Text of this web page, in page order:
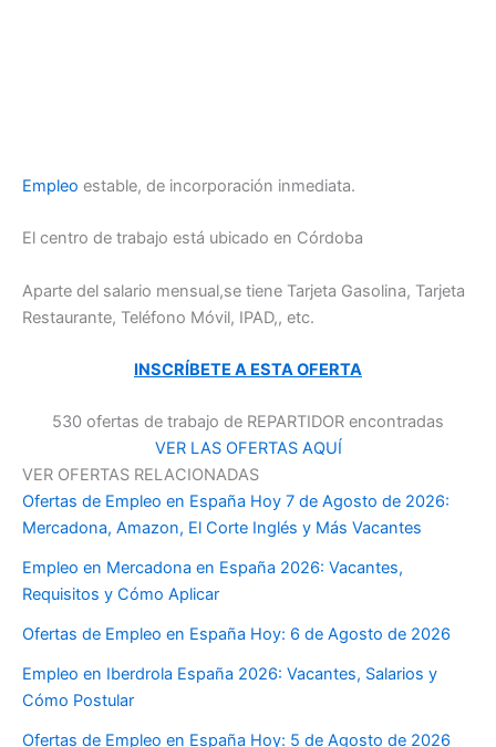
Empleo estable, de incorporación inmediata.
El centro de trabajo está ubicado en Córdoba
Aparte del salario mensual,se tiene Tarjeta Gasolina, Tarjeta
Restaurante, Teléfono Móvil, IPAD,, etc.
INSCRÍBETE A ESTA OFERTA
530 ofertas de trabajo de REPARTIDOR encontradas
VER LAS OFERTAS AQUÍ
VER OFERTAS RELACIONADAS
Ofertas de Empleo en España Hoy 7 de Agosto de 2026:
Mercadona, Amazon, El Corte Inglés y Más Vacantes
Empleo en Mercadona en España 2026: Vacantes,
Requisitos y Cómo Aplicar
Ofertas de Empleo en España Hoy: 6 de Agosto de 2026
Empleo en Iberdrola España 2026: Vacantes, Salarios y
Cómo Postular
Ofertas de Empleo en España Hoy: 5 de Agosto de 2026